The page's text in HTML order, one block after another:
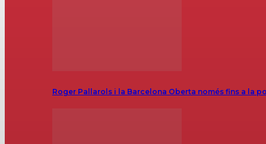
Roger Pallarols i la Barcelona Oberta només fins a la